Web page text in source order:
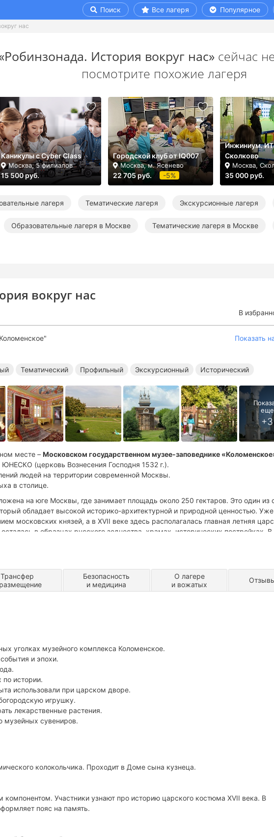
Поиск Все лагеря Популярное
нас
вокруг нас
В
Показать
Тематический Профильный Экскурсионный Исторический
месте – Московском государственном музее-заповеднике
(церковь Вознесения Господня 1532 г.).
людей на территории современной Москвы.
в столице.
на юге Москвы, где занимает площадь около 250 гектаров. Это один из
обладает высокой историко-архитектурной и природной ценностью.
московских князей, а в XVII веке здесь располагалась главная летняя
в образцах русского зодчества, храмах, исторических постройках. В
редчайших рукописей и старопечатных книг, ценности из
летом пройдет
детский городской музейный лагерь Клуба
с сотрудниками музея-заповедника «Коломенское».
Коломенское и инструкторами КП Робинзонада отправятся в настоящее
играли царевичи и царевны.
Трансфер
Безопасность
и медицина
О лагере
и вожатых
уголках музейного комплекса Коломенское.
и эпохи.
по истории.
использовали при царском дворе.
игрушку.
лекарственные растения.
музейных сувениров.
колокольчика. Проходит в Доме сына кузнеца.
компонентом. Участники узнают про историю царского костюма XVII века. В
пояс на память.
История вокруг нас»сейчас
посмотрите похожие лагеря
Каникулы с Cyber Class
Москва, 5 филиалов
15 500 руб.
Городской клуб от IQ007
Москва, м. Ясенево
22 705 руб. -5%
Инжиниум.
Сколково
Москва,
35 000 руб.
лагеря Тематические лагеря Экскурсионные лагеря
Образовательные лагеря в Москве Тематические лагеря в Москве